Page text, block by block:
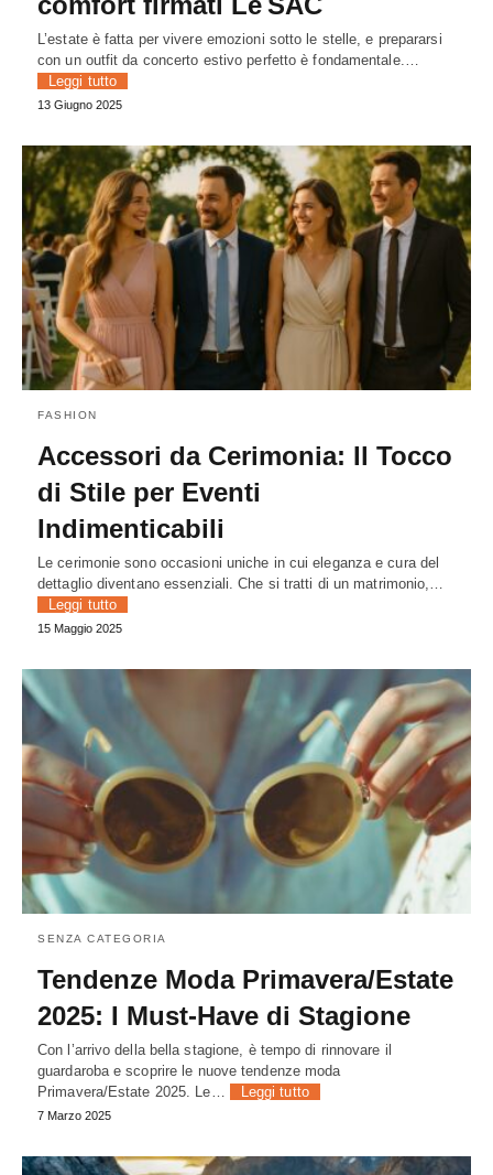
L’estate è fatta per vivere emozioni sotto le stelle, e prepararsi
con un outfit da concerto estivo perfetto è fondamentale.…
Leggi tutto
13 Giugno 2025
FASHION
Accessori da Cerimonia: Il Tocco
di Stile per Eventi
Indimenticabili
Le cerimonie sono occasioni uniche in cui eleganza e cura del
dettaglio diventano essenziali. Che si tratti di un matrimonio,…
Leggi tutto
15 Maggio 2025
SENZA CATEGORIA
Tendenze Moda Primavera/Estate
2025: I Must-Have di Stagione
Con l’arrivo della bella stagione, è tempo di rinnovare il
guardaroba e scoprire le nuove tendenze moda
Primavera/Estate 2025. Le…
Leggi tutto
7 Marzo 2025